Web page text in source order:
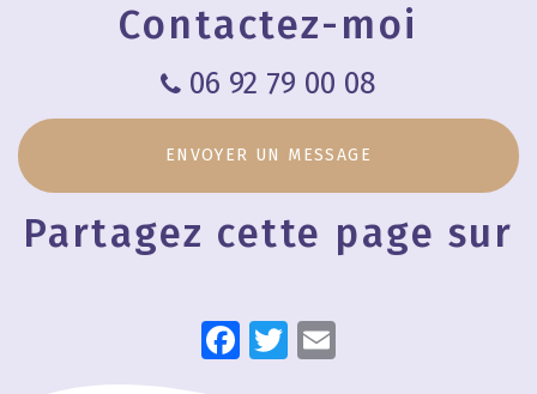
Contactez-moi
06 92 79 00 08
ENVOYER UN MESSAGE
Partagez cette page sur
Facebook
Twitter